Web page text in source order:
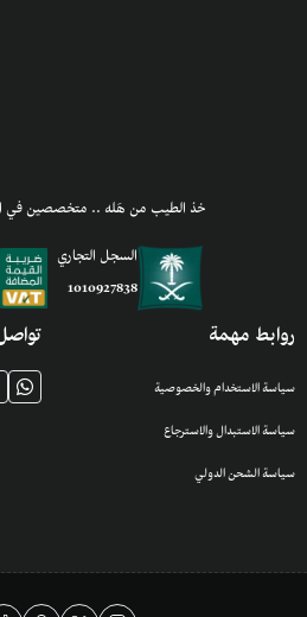
خذ الطيب من هَله .. متخصصين في العود
السجل التجاري
1010927838
روابط مهمة
سياسة الاستخدام والخصوصية
سياسة الاستبدال والاسترجاع
سياسة الشحن الدولي